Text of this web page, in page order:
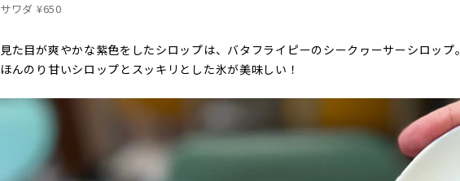
サワダ ¥650
見た目が爽やかな紫色をしたシロップは、バタフライピーのシークヮーサーシロップ。
ほんのり甘いシロップとスッキリとした氷が美味しい！